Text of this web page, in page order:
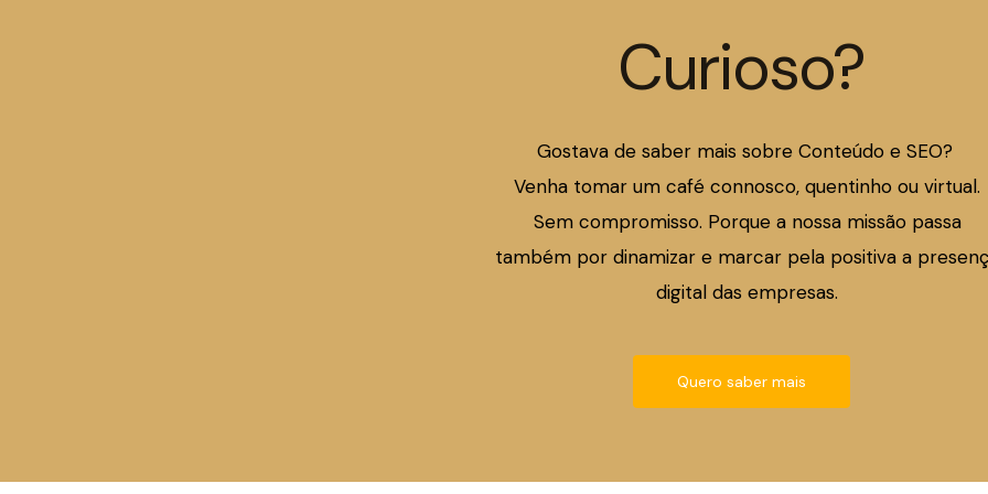
Curioso?
Gostava de saber mais sobre Conteúdo e SEO?
Venha tomar um café connosco, quentinho ou virtual.
Sem compromisso. Porque a nossa missão passa
também por dinamizar e marcar pela positiva a
digital das empresas.
Quero saber mais